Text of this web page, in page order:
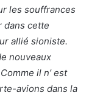
les souffrances
dans cette
allié sioniste.
nouveaux
il n’ est
avions dans la